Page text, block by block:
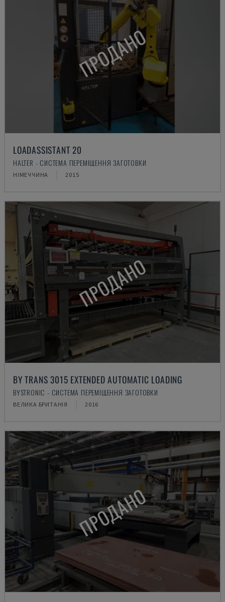
ПРОДАНО
LOADASSISTANT 20
HALTER - СИСТЕМА ПЕРЕМІЩЕННЯ ЗАГОТОВКИ
НІМЕЧЧИНА 2015
ПРОДАНО
BY TRANS 3015 EXTENDED AUTOMATIC LOADING
BYSTRONIC - СИСТЕМА ПЕРЕМІЩЕННЯ ЗАГОТОВКИ
ВЕЛИКА БРИТАНІЯ 2016
ПРОДАНО